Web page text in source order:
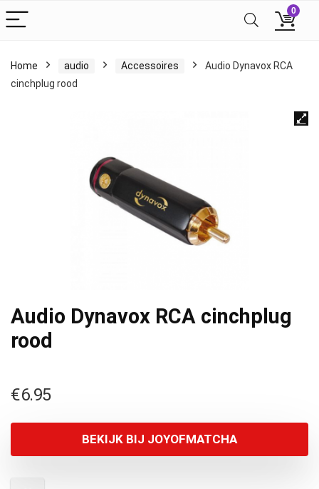
0
Home audio Accessoires
Audio Dynavox RCA
cinchplug rood
Audio Dynavox RCA cinchplug
rood
€6.95
BEKIJK BIJ JOYOFMATCHA